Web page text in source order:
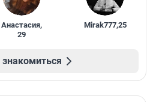
Анастасия,
29
Mirak777,25